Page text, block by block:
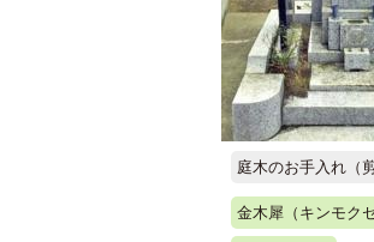
庭木のお手入れ（
金木犀（キンモクセ